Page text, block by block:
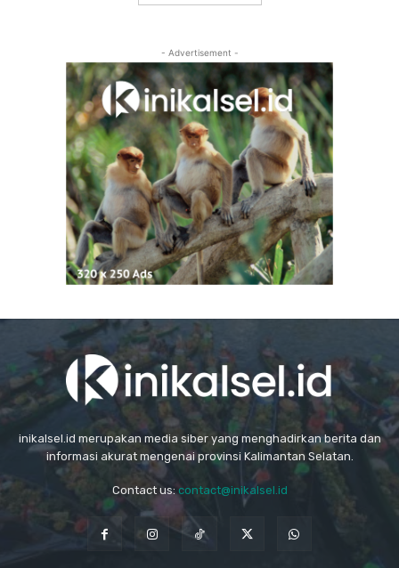
- Advertisement -
inikalsel.id merupakan media siber yang menghadirkan berita dan
informasi akurat mengenai provinsi Kalimantan Selatan.
Contact us:contact@inikalsel.id